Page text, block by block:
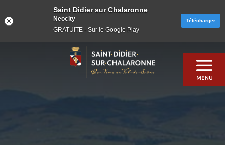
Saint Didier sur Chalaronne
Neocity
GRATUITE - Sur le Google Play
Télécharger